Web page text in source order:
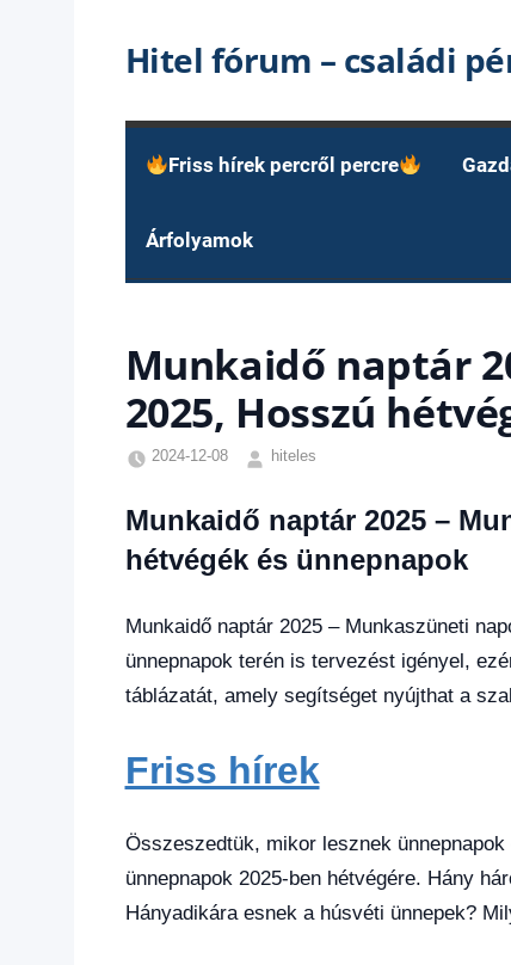
Hitel fórum – családi
Friss hírek percről percre
Árfolyamok
Munkaidő naptár
2025, Hosszú
2024-12-08
hiteles
hírek,
Hírek,
Hírek
kézből
Munkaidő naptár 2025 –
hétvégék és ünnepnapok
Munkaidő naptár 2025 – Munkaszüneti
ünnepnapok terén is tervezést igényel,
táblázatát, amely segítséget nyújthat a
Friss hírek
Összeszedtük, mikor lesznek ünnepnapok
ünnepnapok 2025-ben hétvégére. Hány
Hányadikára esnek a húsvéti ünnepek?